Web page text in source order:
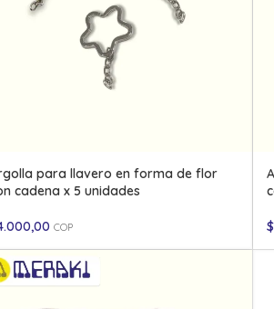
para llavero en forma de flor
cadena x 5 unidades
COP $